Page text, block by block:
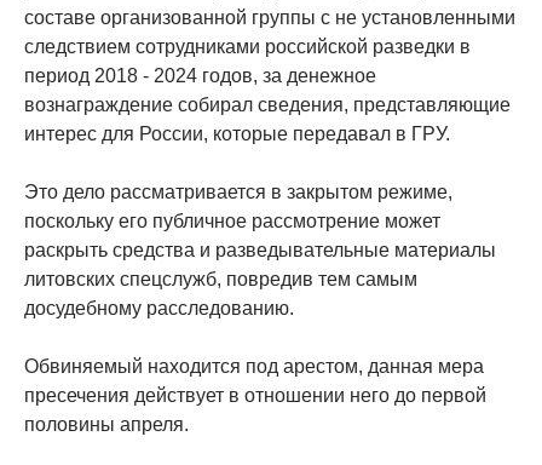
составе организованной группы с не установленными
следствием сотрудниками российской разведки в
период 2018 - 2024 годов, за денежное
вознаграждение собирал сведения, представляющие
интерес для России, которые передавал в ГРУ.
Это дело рассматривается в закрытом режиме,
поскольку его публичное рассмотрение может
раскрыть средства и разведывательные материалы
литовских спецслужб, повредив тем самым
досудебному расследованию.
Обвиняемый находится под арестом, данная мера
пресечения действует в отношении него до первой
половины апреля.